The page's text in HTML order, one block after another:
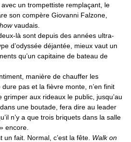
un trompettiste remplaçant, le
son compère Giovanni Falzone,
vaudais.
là sont depuis des années ultra-
d’odyssée déjantée, mieux vaut un
qu’un capitaine de bateau de
manière de chauffer les
pas et la fièvre monte, n’en finit
aux rideaux le public, jusqu’au
une boutade, fera dire au leader
n’y a que trois briquets dans la salle
encore.
un fait. Normal, c’est la fête. Walk on